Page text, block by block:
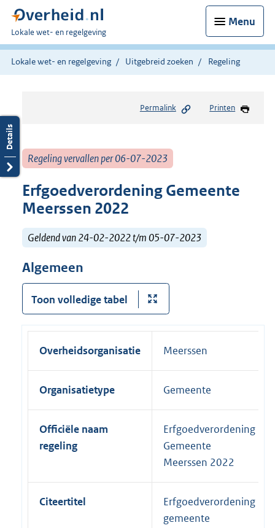
Menu
U
bent
hier:
Lokale wet- en regelgeving
Lokale wet- en regelgeving Uitgebreid zoeken Regeling
Permalink Printen
Regeling vervallen per 06-07-2023
Erfgoedverordening Gemeente
Meerssen 2022
Geldend van 24-02-2022 t/m 05-07-2023
Algemeen
Toon volledige tabel
Overheidsorganisatie Meerssen
Organisatietype Gemeente
Officiële naam
regeling
Erfgoedverordening
Gemeente
Meerssen 2022
Citeertitel
Erfgoedverordening
gemeente